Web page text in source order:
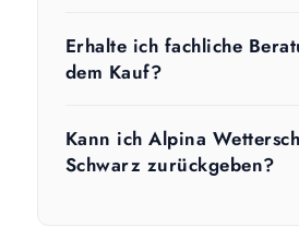
Erhalte ich fachliche
dem Kauf?
Kann ich Alpina
Schwarz zurückgeben?